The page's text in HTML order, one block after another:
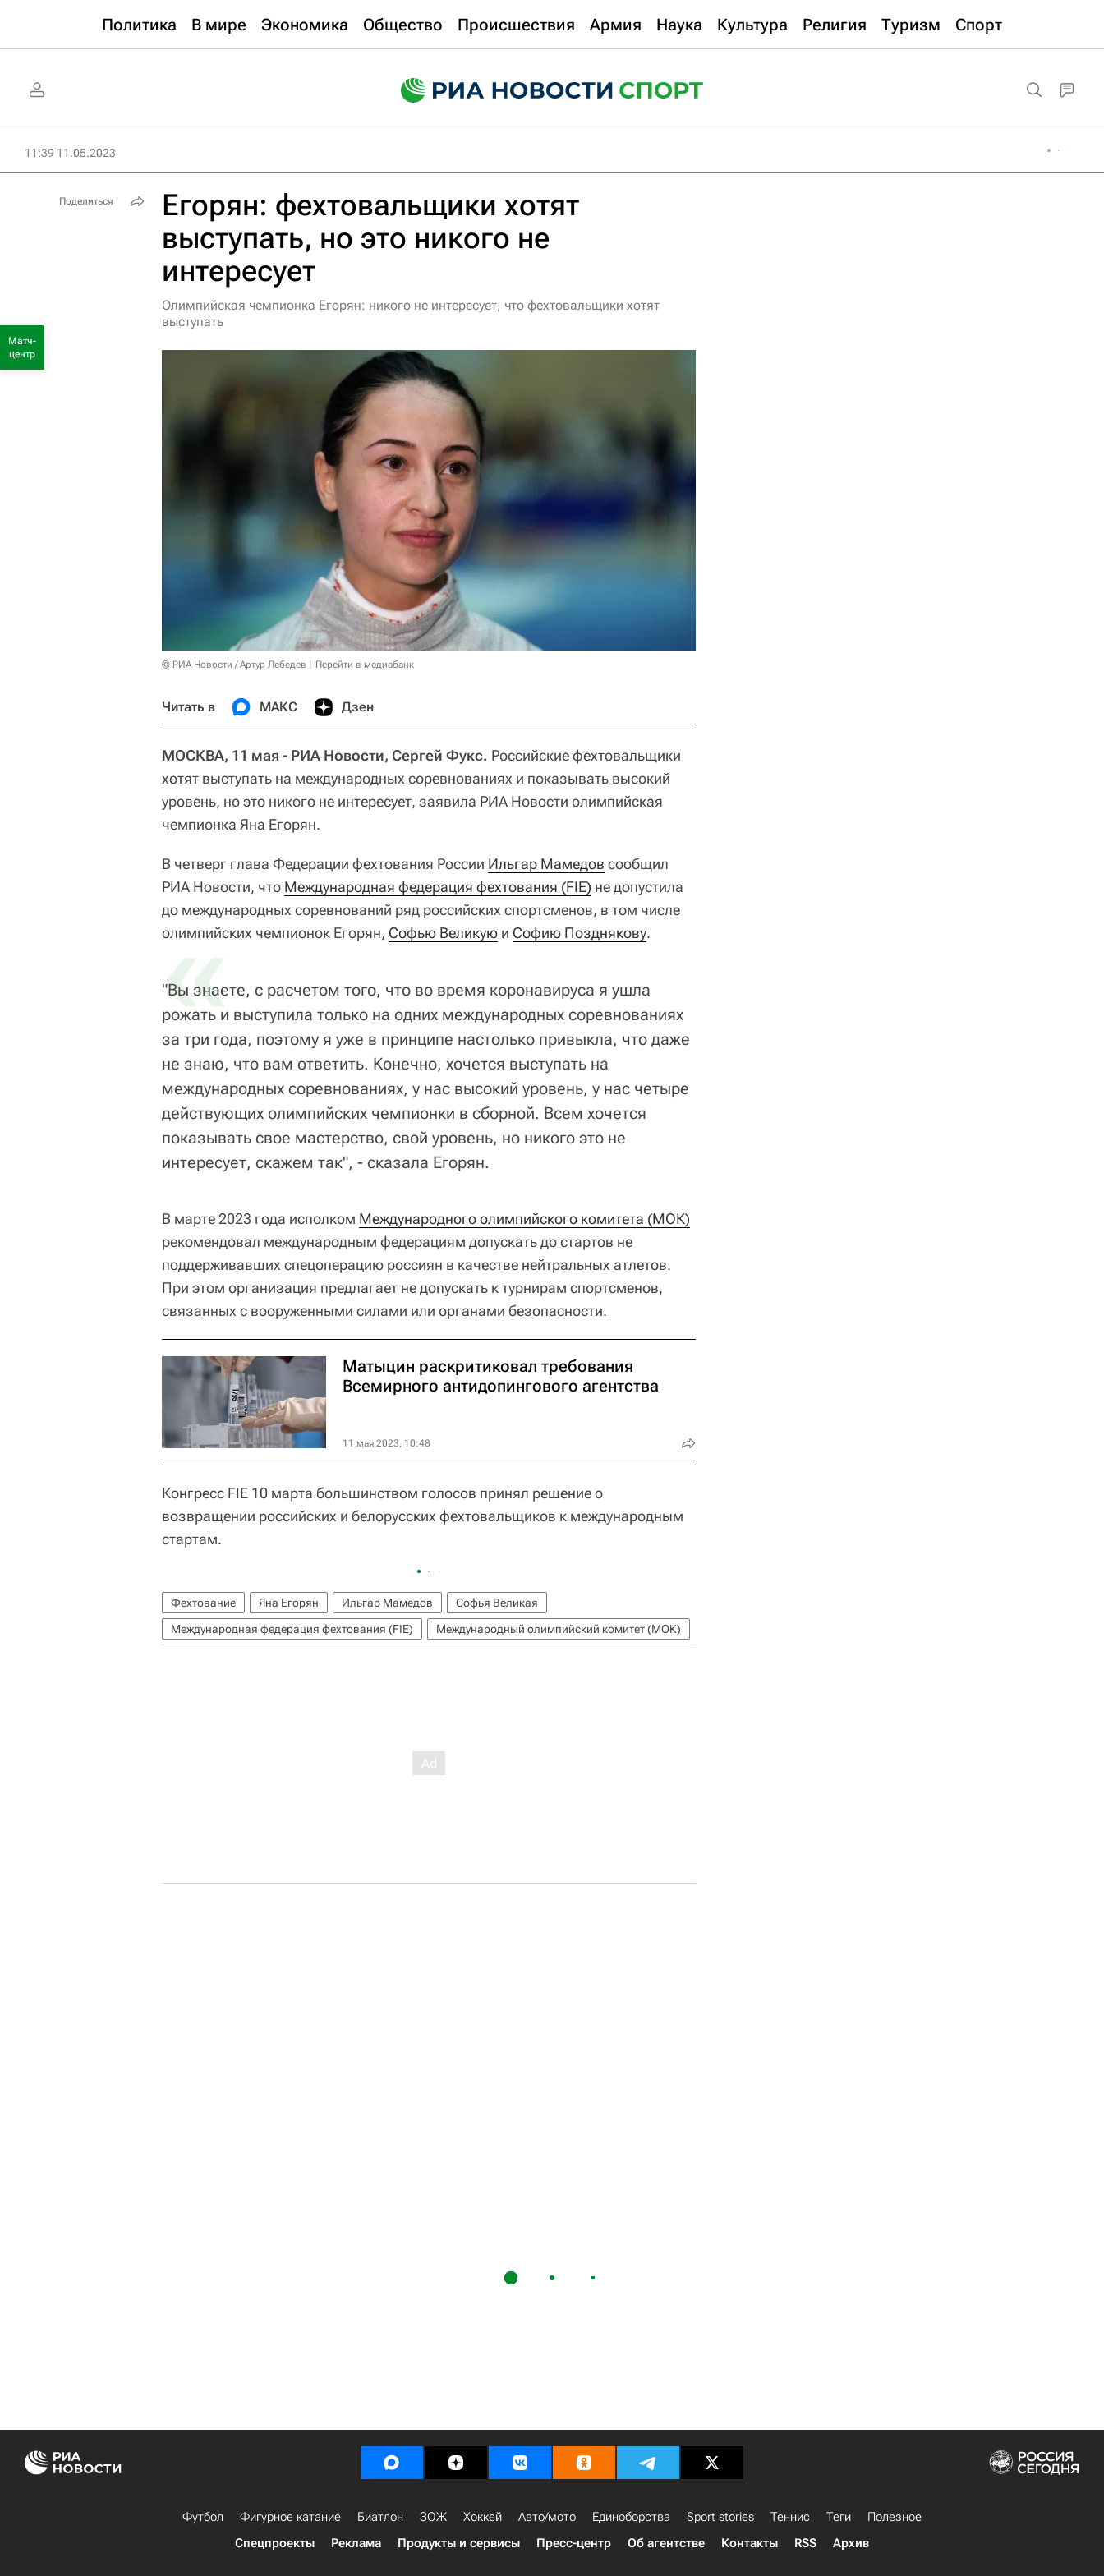
Политика В мире Экономика Общество Происшествия Армия Наука Культура Религия Туризм Спорт
11:39 11.05.2023
Егорян: фехтовальщики хотят
выступать, но это никого не
интересует
Олимпийская чемпионка Егорян: никого не интересует, что фехтовальщики хотят
выступать
© РИА Новости / Артур Лебедев Перейти в медиабанк
Читать в МАКС Дзен
МОСКВА, 11 мая - РИА Новости, Сергей Фукс. Российские фехтовальщики
хотят выступать на международных соревнованиях и показывать высокий
уровень, но это никого не интересует, заявила РИА Новости олимпийская
чемпионка Яна Егорян.
В четверг глава Федерации фехтования России Ильгар Мамедов сообщил
РИА Новости, что Международная федерация фехтования (FIE) не допустила
до международных соревнований ряд российских спортсменов, в том числе
олимпийских чемпионок Егорян, Софью Великую и Софию Позднякову.
«
"Вы знаете, с расчетом того, что во время коронавируса я ушла
рожать и выступила только на одних международных соревнованиях
за три года, поэтому я уже в принципе настолько привыкла, что даже
не знаю, что вам ответить. Конечно, хочется выступать на
международных соревнованиях, у нас высокий уровень, у нас четыре
действующих олимпийских чемпионки в сборной. Всем хочется
показывать свое мастерство, свой уровень, но никого это не
интересует, скажем так", - сказала Егорян.
В марте 2023 года исполком Международного олимпийского комитета (МОК)
рекомендовал международным федерациям допускать до стартов не
поддерживавших спецоперацию россиян в качестве нейтральных атлетов.
При этом организация предлагает не допускать к турнирам спортсменов,
связанных с вооруженными силами или органами безопасности.
Матыцин раскритиковал требования
Всемирного антидопингового агентства
11 мая 2023, 10:48
Конгресс FIE 10 марта большинством голосов принял решение о
возвращении российских и белорусских фехтовальщиков к международным
стартам.
Фехтование Яна Егорян Ильгар Мамедов
Софья Великая
Международная федерация фехтования (FIE)
Международный олимпийский комитет (МОК)
Поделиться
Матч-
центр
Футбол Фигурное катание Биатлон ЗОЖ Хоккей Авто/мото Единоборства Sport stories Теннис Теги
Полезное
Спецпроекты
Реклама Продукты и сервисы Пресс-центр Об агентстве Контакты RSS Архив